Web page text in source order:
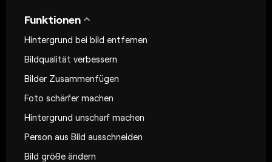
Funktionen
Hintergrund bei bild entfernen
Bildqualität verbessern
Bilder Zusammenfügen
Foto schärfer machen
Hintergrund unscharf machen
Person aus Bild ausschneiden
Bild größe ändern